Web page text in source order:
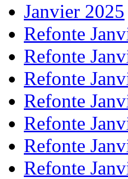
Janvier 2025
Refonte
Refonte
Refonte
Refonte
Refonte
Refonte
Refonte